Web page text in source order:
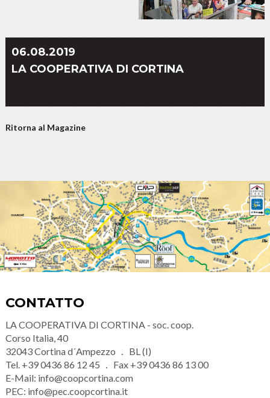
06.08.2019
LA COOPERATIVA DI CORTINA
Ritorna al Magazine
CONTATTO
LA COOPERATIVA DI CORTINA - soc. coop.
Corso Italia, 40
32043Cortina d´Ampezzo
BL (I)
Tel. +39 0436 86 12 45 Fax +39 0436 86 13 00
E-Mail: info@coopcortina.com
PEC: info@pec.coopcortina.it